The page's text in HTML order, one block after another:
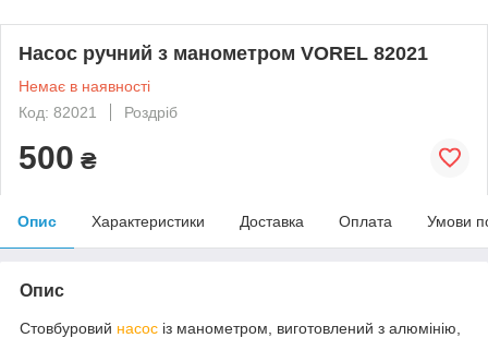
Насос ручний з манометром VOREL 82021
Немає в наявності
Код: 82021
Роздріб
500 ₴
Опис Характеристики Доставка Оплата Умови
Опис
Стовбуровий насос із манометром, виготовлений з алюмінію,